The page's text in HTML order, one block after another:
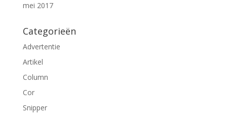
mei 2017
Categorieën
Advertentie
Artikel
Column
Cor
Snipper